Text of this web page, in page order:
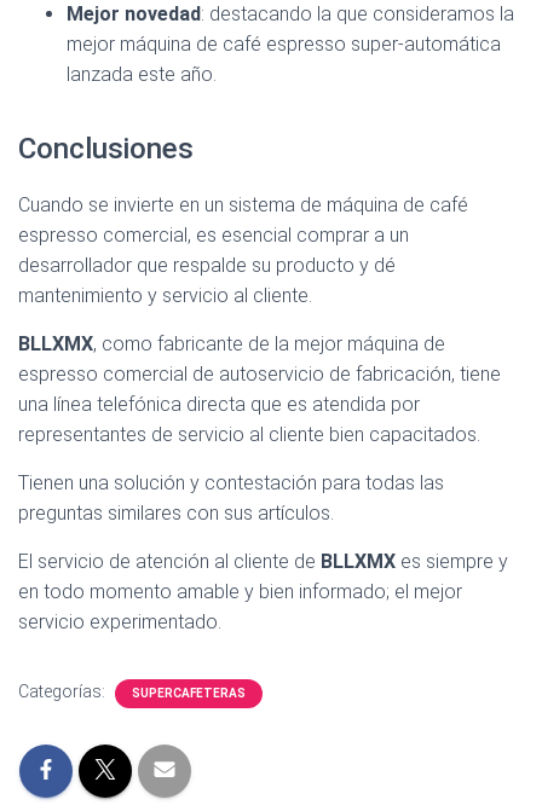
Mejor novedad: destacando la que consideramos la
mejor máquina de café espresso super-automática
lanzada este año.
Conclusiones
Cuando se invierte en un sistema de máquina de café
espresso comercial, es esencial comprar a un
desarrollador que respalde su producto y dé
mantenimiento y servicio al cliente.
BLLXMX, como fabricante de la mejor máquina de
espresso comercial de autoservicio de fabricación, tiene
una línea telefónica directa que es atendida por
representantes de servicio al cliente bien capacitados.
Tienen una solución y contestación para todas las
preguntas similares con sus artículos.
El servicio de atención al cliente de BLLXMX es siempre y
en todo momento amable y bien informado; el mejor
servicio experimentado.
Categorías: SUPERCAFETERAS